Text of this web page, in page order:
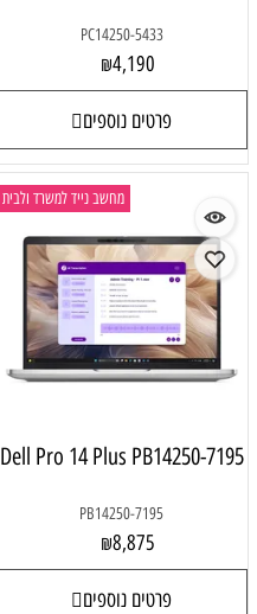
PC14250-5433
₪4,190
פרטים נוספים
מחשב נייד למשרד ולבית
Dell Pro 14 Plus PB14250-7195
PB14250-7195
₪8,875
פרטים נוספים